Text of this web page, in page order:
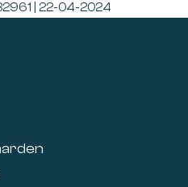
| 22-04-2024